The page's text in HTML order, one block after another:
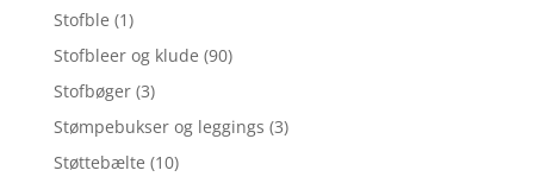
Stofble (1)
Stofbleer og klude (90)
Stofbøger (3)
Stømpebukser og leggings (3)
Støttebælte (10)